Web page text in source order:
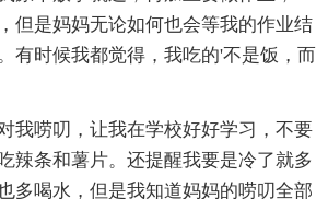
但是妈妈无论如何也会等我的作业结
有时候我都觉得，我吃的'不是饭，而
我唠叨，让我在学校好好学习，不要
辣条和薯片。还提醒我要是冷了就多
多喝水，但是我知道妈妈的唠叨全部